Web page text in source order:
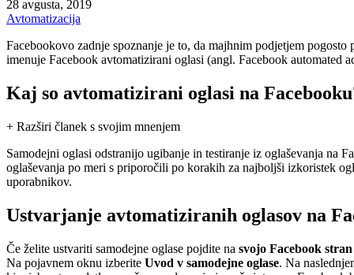
28 avgusta, 2019
Avtomatizacija
Facebookovo zadnje spoznanje je to, da majhnim podjetjem
imenuje Facebook avtomatizirani oglasi (angl. Facebook automated
Kaj so avtomatizirani oglasi na
+ Razširi članek s svojim mnenjem
Samodejni oglasi odstranijo ugibanje in testiranje iz oglaševanja na
oglaševanja po meri s priporočili po korakih za najboljši izkoristek
uporabnikov.
Ustvarjanje avtomatiziranih oglasov na
Če želite ustvariti samodejne oglase pojdite na svojo Facebook stran
Na pojavnem oknu izberite Uvod v samodejne oglase. Na